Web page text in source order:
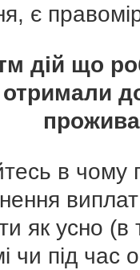
є
дій що
отримали
в чому
як усно
чи під час